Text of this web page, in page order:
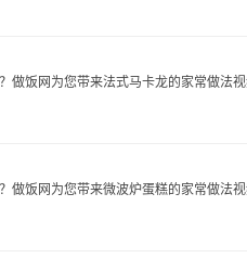
做饭网为您带来法式马卡龙的家常做法
做饭网为您带来微波炉蛋糕的家常做法